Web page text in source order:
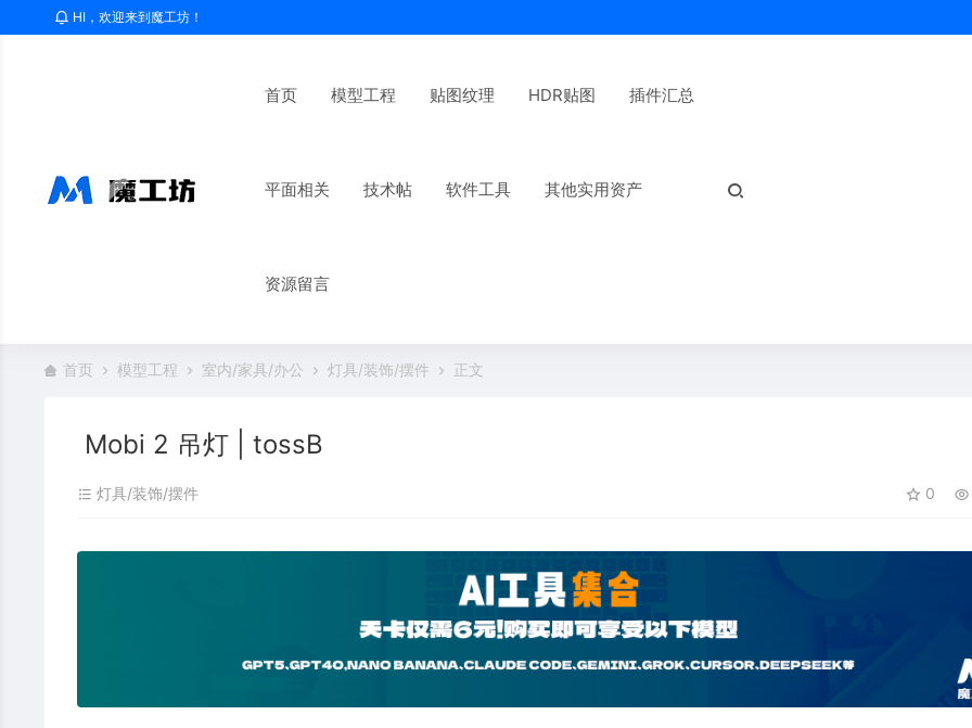
HI，欢迎来到魔工坊！
首页 模型工程 贴图纹理 HDR贴图 插件汇总
平面相关 技术帖 软件工具 其他实用资产
资源留言
首页 模型工程 室内/家具/办公 灯具/装饰/摆件 正文
Mobi 2 吊灯 | tossB
灯具/装饰/摆件 0